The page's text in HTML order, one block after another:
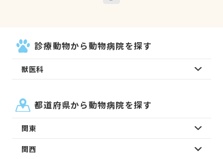
診療動物から動物病院を探す
獣医科
都道府県から動物病院を探す
関東
関西